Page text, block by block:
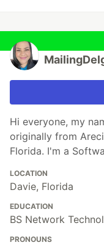
Hi everyone, my
originally from
Florida. I'm a
LOCATION
Davie, Florida
EDUCATION
BS Network
PRONOUNS